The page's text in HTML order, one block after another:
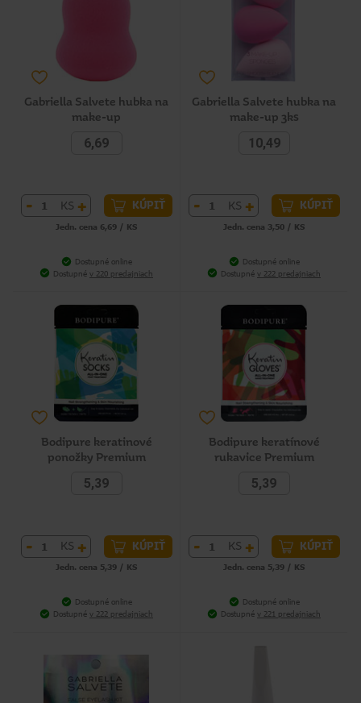
Gabriella Salvete hubka na
make-up
6,69
- KS + KÚPIŤ
Jedn. cena 6,69 / KS
Dostupné online
Dostupné v 220 predajniach
Gabriella Salvete hubka na
make-up 3ks
10,49
- KS + KÚPIŤ
Jedn. cena 3,50 / KS
Dostupné online
Dostupné v 222 predajniach
Bodipure keratinové
ponožky Premium
5,39
- KS + KÚPIŤ
Jedn. cena 5,39 / KS
Dostupné online
Dostupné v 222 predajniach
Bodipure keratínové
rukavice Premium
5,39
- KS + KÚPIŤ
Jedn. cena 5,39 / KS
Dostupné online
Dostupné v 221 predajniach